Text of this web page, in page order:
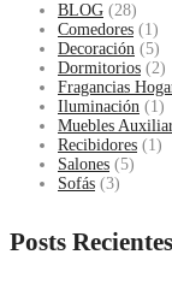
BLOG (28)
Comedores (1)
Decoración (5)
Dormitorios (2)
Fragancias
Iluminación (1)
Muebles
Recibidores (1)
Salones (5)
Sofás (3)
Posts Recientes